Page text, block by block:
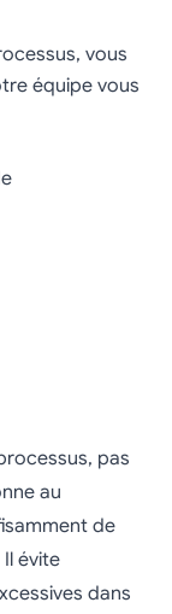
vous
équipe vous
pas
au
de
évite
dans